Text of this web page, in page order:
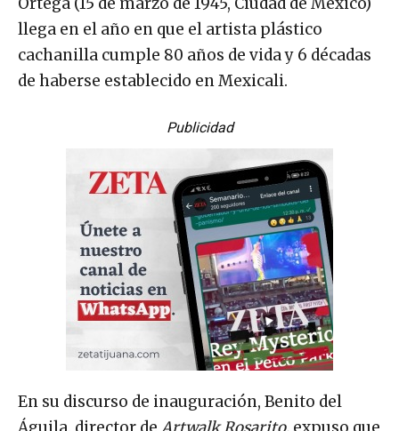
llega en el año en que el artista plástico
cachanilla cumple 80 años de vida y 6 décadas
de haberse establecido en Mexicali.
Publicidad
En su discurso de inauguración, Benito del